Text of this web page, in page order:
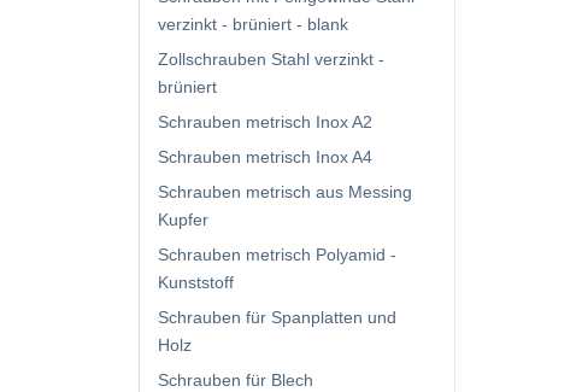
verzinkt - brüniert - blank
Zollschrauben Stahl verzinkt -
brüniert
Schrauben metrisch Inox A2
Schrauben metrisch Inox A4
Schrauben metrisch aus Messing
Kupfer
Schrauben metrisch Polyamid -
Kunststoff
Schrauben für Spanplatten und
Holz
Schrauben für Blech